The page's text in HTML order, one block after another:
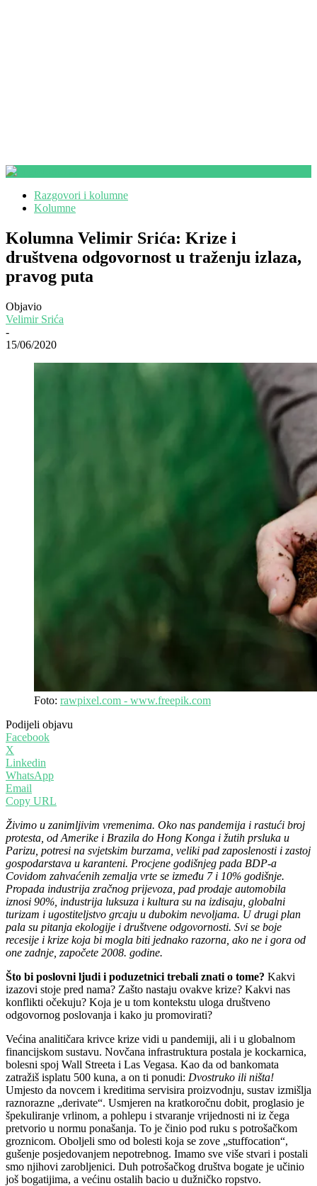
Razgovori i kolumne
Kolumne
Kolumna Velimir Srića: Krize i
društvena odgovornost u traženju izlaza,
pravog puta
Objavio
Velimir Srića
-
15/06/2020
Foto: rawpixel.com - www.freepik.com
Podijeli objavu
Facebook
X
Linkedin
WhatsApp
Email
Copy URL
Živimo u zanimljivim vremenima. Oko nas pandemija i rastući broj
protesta, od Amerike i Brazila do Hong Konga i žutih prsluka u
Parizu, potresi na svjetskim burzama, veliki pad zaposlenosti i zastoj
gospodarstava u karanteni. Procjene godišnjeg pada BDP-a
Covidom zahvaćenih zemalja vrte se između 7 i 10% godišnje.
Propada industrija zračnog prijevoza, pad prodaje automobila
iznosi 90%, industrija luksuza i kultura su na izdisaju, globalni
turizam i ugostiteljstvo grcaju u dubokim nevoljama. U drugi plan
pala su pitanja ekologije i društvene odgovornosti. Svi se boje
recesije i krize koja bi mogla biti jednako razorna, ako ne i gora od
one zadnje, započete 2008. godine.
Što bi poslovni ljudi i poduzetnici trebali znati o tome? Kakvi
izazovi stoje pred nama? Zašto nastaju ovakve krize? Kakvi nas
konflikti očekuju? Koja je u tom kontekstu uloga društveno
odgovornog poslovanja i kako ju promovirati?
Većina analitičara krivce krize vidi u pandemiji, ali i u globalnom
financijskom sustavu. Novčana infrastruktura postala je kockarnica,
bolesni spoj Wall Streeta i Las Vegasa. Kao da od bankomata
zatražiš isplatu 500 kuna, a on ti ponudi: Dvostruko ili ništa!
Umjesto da novcem i kreditima servisira proizvodnju, sustav izmišlja
raznorazne „derivate“. Usmjeren na kratkoročnu dobit, proglasio je
špekuliranje vrlinom, a pohlepu i stvaranje vrijednosti ni iz čega
pretvorio u normu ponašanja. To je činio pod ruku s potrošačkom
groznicom. Oboljeli smo od bolesti koja se zove „stuffocation“,
gušenje posjedovanjem nepotrebnog. Imamo sve više stvari i postali
smo njihovi zarobljenici. Duh potrošačkog društva bogate je učinio
još bogatijima, a većinu ostalih bacio u dužničko ropstvo.